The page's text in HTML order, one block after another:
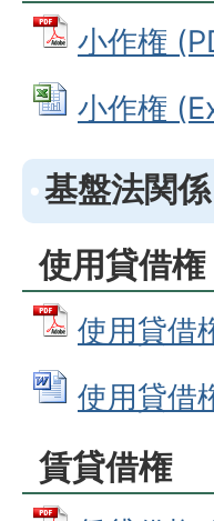
小作権
小作権
基盤法関係
使用貸借権
使用貸借
使用貸借
賃貸借権